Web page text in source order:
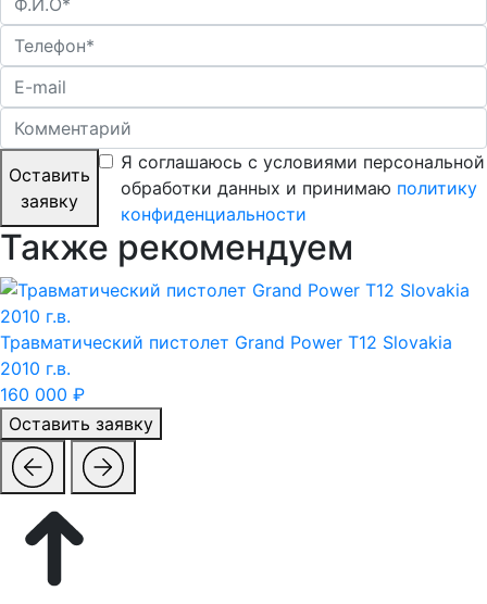
Оставить
заявку
Я соглашаюсь с условиями персональной
обработки данных и принимаю политику
конфиденциальности
Также рекомендуем
Травматический пистолет Grand Power T12 Slovakia
2010 г.в.
160 000 ₽
Оставить заявку